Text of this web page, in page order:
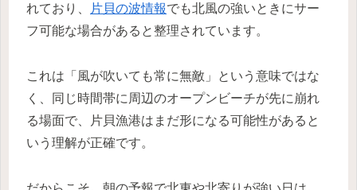
れており、
片貝の波情報でも北風の強いときにサー
フ可能な場合があると整理されています。
これは「風が吹いても常に無敵」という意味ではな
く、同じ時間帯に周辺のオープンビーチが先に崩れ
る場面で、片貝漁港はまだ形になる可能性があると
いう理解が正確です。